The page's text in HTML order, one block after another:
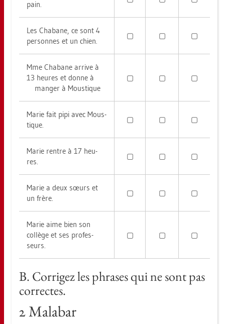
pain.
Les Cha­ba­ne, ce sont 4
per­son­nes et un chien.
▢ ▢ ▢
Mme Cha­ba­ne ar­ri­ve à
13 heu­res et donne à
man­ger à Mous­tique
▢ ▢ ▢
Marie fait pipi avec Mous­
tique.
▢ ▢ ▢
Marie rent­re à 17 heu­
res.
▢ ▢ ▢
Marie a deux sœurs et
un frère.
▢ ▢ ▢
Marie aime bien son
collège et ses pro­fes­
seurs.
▢ ▢ ▢
B. Cor­ri­gez les phra­ses qui ne sont pas
cor­rec­tes.
2 Ma­la­bar